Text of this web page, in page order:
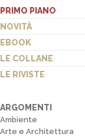
PRIMO PIANO
NOVITÀ
EBOOK
LE COLLANE
LE RIVISTE
ARGOMENTI
Ambiente
Arte e Architettura